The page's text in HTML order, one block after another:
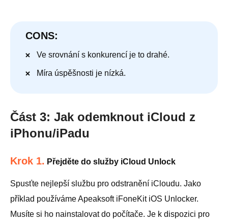
CONS:
Ve srovnání s konkurencí je to drahé.
Míra úspěšnosti je nízká.
Část 3: Jak odemknout iCloud z
iPhonu/iPadu
Krok 1. Přejděte do služby iCloud Unlock
Spusťte nejlepší službu pro odstranění iCloudu. Jako
příklad používáme Apeaksoft iFoneKit iOS Unlocker.
Musíte si ho nainstalovat do počítače. Je k dispozici pro